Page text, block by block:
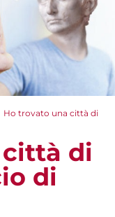
Ho trovato una città di
di
di